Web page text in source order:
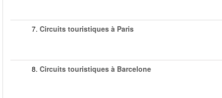
7. Circuits touristiques à Paris
8. Circuits touristiques à Barcelone